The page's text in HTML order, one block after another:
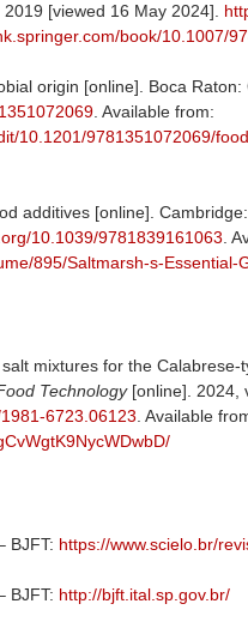
[viewed 16 May 2024].
book/10.1007/
origin [online]. Boca
. Available from:
10.1201/9781351072069/
additives [online].
10.1039/9781839161063.
895/Saltmarsh-s-Essential-
mixtures for the Calabrese-
Technology [online]. 2024,
6723.06123. Available
BJFT: https://www.scielo.br/
BJFT: http://bjft.ital.sp.gov.br/